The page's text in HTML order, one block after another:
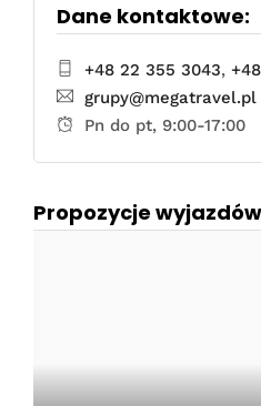
Dane kontaktowe:
+48 22 355 3043,
grupy@megatravel.pl
Pn do pt, 9:00-17:00
Propozycje